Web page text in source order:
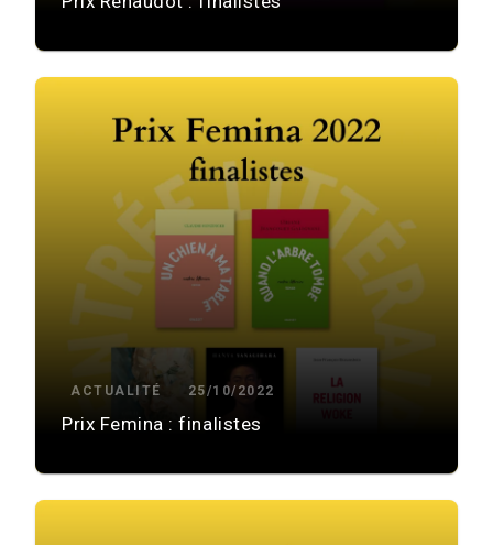
ACTUALITÉ 25/10/2022
Prix Femina : finalistes